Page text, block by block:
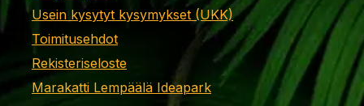
Usein kysytyt kysymykset (UKK)
Toimitusehdot
Rekisteriseloste
Marakatti Lempäälä Ideapark